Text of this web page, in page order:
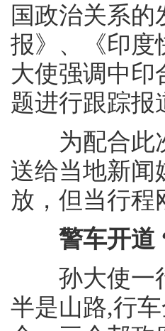
国政治关系
报》、《印度
大使强调中印
题进行跟踪报
为配合此次
送给当地新闻
放，但当行程
警车开道
孙大使一行
半是山路,行